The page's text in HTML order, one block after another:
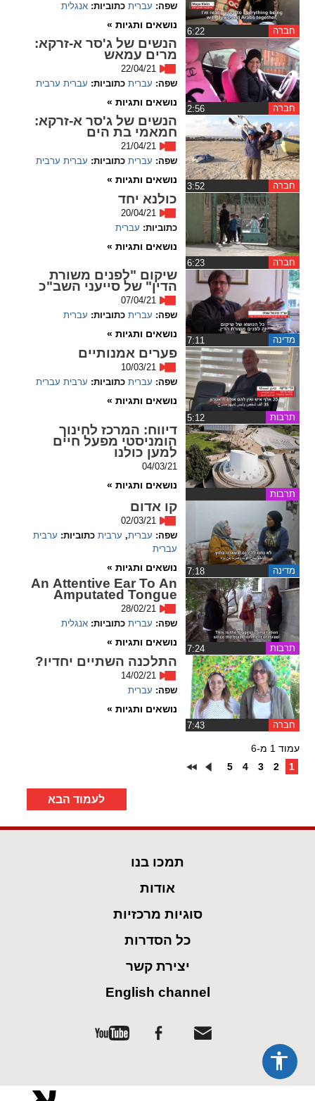
קישורים
format_underlined
קו תחתי לקישורים
cached
איפוס
כל
ההגדרות
flag
השארת
משוב
חברה
שפה: עברית כתוביות: אנגלית
נושאים ותגיות »
חברה
הנשים של ג'סר א-זרקא:
מרים עמאש
22/04/21
שפה: עברית כתוביות: עברית ערבית
נושאים ותגיות »
חברה
הנשים של ג'סר א-זרקא:
חמאמי בת הים
21/04/21
שפה: עברית כתוביות: עברית ערבית
נושאים ותגיות »
חברה
כולנא יחד
20/04/21
כתוביות: עברית
נושאים ותגיות »
מדינה
שיקום "לפנים משורת
הדין" של סייעני השב"כ
07/04/21
שפה: עברית כתוביות: עברית
נושאים ותגיות »
תרבות
פערים אמנותיים
10/03/21
שפה: עברית כתוביות: ערבית עברית
נושאים ותגיות »
תרבות
דיווח : המרכז לחינוך
הומניסטי מפעל חיים
למען כולנו
04/03/21
נושאים ותגיות »
מדינה
קו אדום
02/03/21
שפה: עברית, ערבית כתוביות: ערבית
עברית
נושאים ותגיות »
תרבות
An Attentive Ear To An
Amputated Tongue
28/02/21
שפה: עברית כתוביות: אנגלית
נושאים ותגיות »
חברה
התלכנה השתיים יחדיו?
14/02/21
שפה: עברית
נושאים ותגיות »
עמוד 1 מ-6
1
2
3
4
5
לעמוד הבא
תמכו בנו
אודות
סוגיות מרכזיות
כל הסדרות
יצירת קשר
English channel